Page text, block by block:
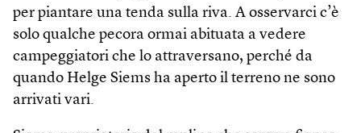
per piantare una tenda sulla riva. A osservarci c’è
solo qualche pecora ormai abituata a vedere
campeggiatori che lo attraversano, perché da
quando Helge Siems ha aperto il terreno ne sono
arrivati vari.